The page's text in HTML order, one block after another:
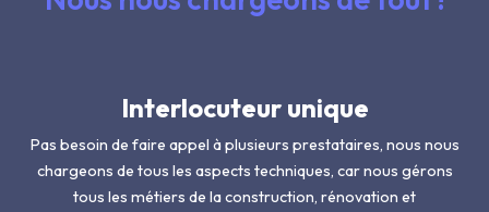
Interlocuteur unique
Pas besoin de faire appel à plusieurs prestataires, nous nous
chargeons de tous les aspects techniques, car nous gérons
tous les métiers de la construction, rénovation et